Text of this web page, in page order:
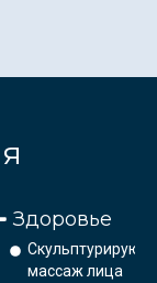
Здоровье
массаж лица